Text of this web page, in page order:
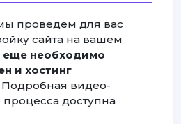
проведем для вас
сайта на вашем
еще необходимо
и хостинг
Подробная видео-
процесса доступна